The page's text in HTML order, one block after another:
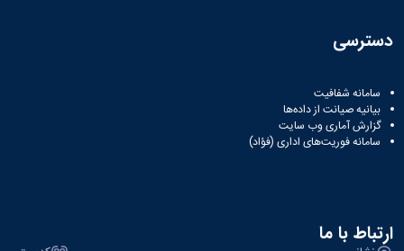
دسترسی
سامانه شفافیت
بیانیه صیانت از داده‌ها
گزارش آماری وب‌ سایت
سامانه فوریت‌های اداری (فؤاد)
ارتباط با ما